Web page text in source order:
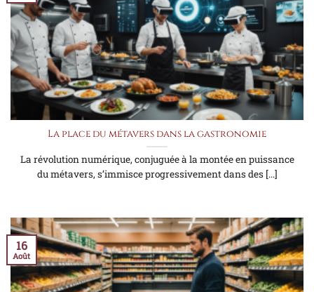
La place du métavers dans la gastronomie
La révolution numérique, conjuguée à la montée en puissance
du métavers, s’immisce progressivement dans des [...]
16
Août